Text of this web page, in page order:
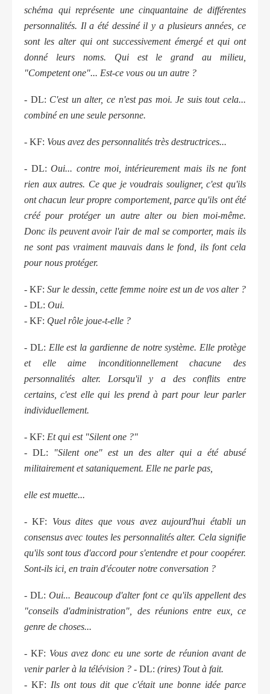
schéma qui représente une cinquantaine de différentes
personnalités. Il a été dessiné il y a plusieurs années, ce
sont les alter qui ont successivement émergé et qui ont
donné leurs noms. Qui est le grand au milieu,
"Competent one"... Est-ce vous ou un autre ?
- DL: C'est un alter, ce n'est pas moi. Je suis tout cela...
combiné en une seule personne.
- KF: Vous avez des personnalités très destructrices...
- DL:Oui... contre moi, intérieurement mais ils ne font
rien aux autres. Ce que je voudrais souligner, c'est qu'ils
ont chacun leur propre comportement, parce qu'ils ont été
créé pour protéger un autre alter ou bien moi-même.
Donc ils peuvent avoir l'air de mal se comporter, mais ils
ne sont pas vraiment mauvais dans le fond, ils font cela
pour nous protéger.
- KF:Sur le dessin, cette femme noire est un de vos alter ?
- DL: Oui.
- KF: Quel rôle joue-t-elle ?
- DL: Elle est la gardienne de notre système. Elle protège
et elle aime inconditionnellement chacune des
personnalités alter. Lorsqu'il y a des conflits entre
certains, c'est elle qui les prend à part pour leur parler
individuellement.
- KF: Et qui est "Silent one ?"
- DL:
"Silent one" est un des alter qui a été abusé
militairement et sataniquement. Elle ne parle pas,
elle est muette...
- KF: Vous dites que vous avez aujourd'hui établi un
consensus avec toutes les personnalités alter. Cela signifie
qu'ils sont tous d'accord pour s'entendre et pour coopérer.
Sont-ils ici, en train d'écouter notre conversation ?
- DL:Oui... Beaucoup d'alter font ce qu'ils appellent des
"conseils d'administration", des réunions entre eux, ce
genre de choses...
- KF: Vous avez donc eu une sorte de réunion avant de
venir parler à la télévision ? - DL: (rires) Tout à fait.
- KF: Ils ont tous dit que c'était une bonne idée parce